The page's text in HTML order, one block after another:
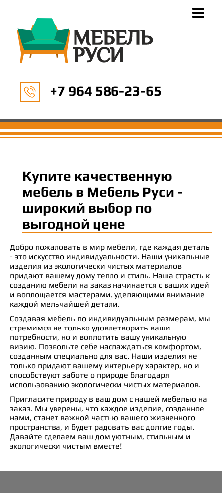
+7 964 586-23-65
Купите качественную
мебель в Мебель Руси -
широкий выбор по
выгодной цене
Добро пожаловать в мир мебели, где каждая деталь
- это искусство индивидуальности. Наши уникальные
изделия из экологически чистых материалов
придают вашему дому тепло и стиль. Наша страсть к
созданию мебели на заказ начинается с ваших идей
и воплощается мастерами, уделяющими внимание
каждой мельчайшей детали.
Создавая мебель по индивидуальным размерам, мы
стремимся не только удовлетворить ваши
потребности, но и воплотить вашу уникальную
визию. Позвольте себе наслаждаться комфортом,
созданным специально для вас. Наши изделия не
только придают вашему интерьеру характер, но и
способствуют заботе о природе благодаря
использованию экологически чистых материалов.
Пригласите природу в ваш дом с нашей мебелью на
заказ. Мы уверены, что каждое изделие, созданное
нами, станет важной частью вашего жизненного
пространства, и будет радовать вас долгие годы.
Давайте сделаем ваш дом уютным, стильным и
экологически чистым вместе!